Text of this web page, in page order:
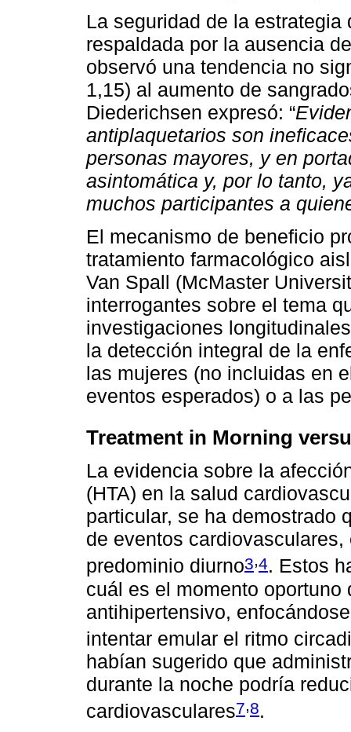
La seguridad de la estrategia
respaldada por la ausencia
observó una tendencia no
1,15) al aumento de
Diederichsen expresó: “
antiplaquetarios son
personas mayores, y en
asintomática y, por lo tanto,
muchos participantes a
El mecanismo de beneficio
tratamiento farmacológico
Van Spall (McMaster
interrogantes sobre el tema
investigaciones
la detección integral de la
las mujeres (no incluidas en
eventos esperados) o a las
Treatment in Morning
La evidencia sobre la
(HTA) en la salud
particular, se ha demostrado
de eventos
predominio diurno3,4. Estos
cuál es el momento
antihipertensivo,
intentar emular el ritmo
habían sugerido que
durante la noche podría
cardiovasculares7,8.